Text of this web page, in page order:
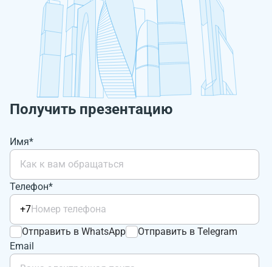
Получить презентацию
Имя*
Телефон*
+7
Отправить в WhatsApp
Отправить в Telegram
Email